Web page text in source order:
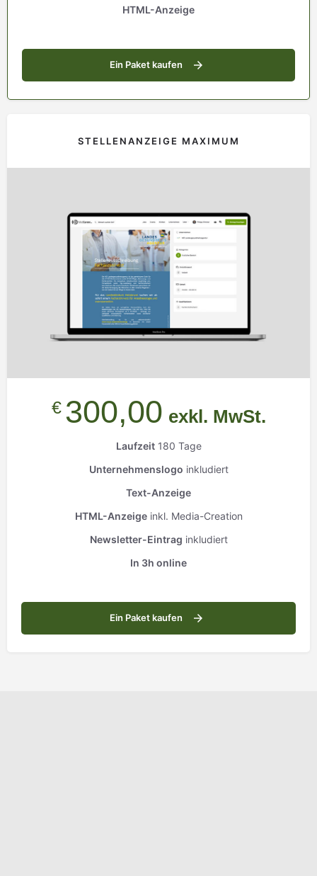
HTML-Anzeige
Ein Paket kaufen
STELLENANZEIGE MAXIMUM
€ 300,00 exkl. MwSt.
Laufzeit180 Tage
Unternehmenslogo inkludiert
Text-Anzeige
HTML-Anzeigeinkl. Media-Creation
Newsletter-Eintrag inkludiert
In 3h online
Ein Paket kaufen